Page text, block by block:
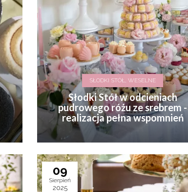
SŁODKI STÓŁ, WESELNE
Słodki Stół w odcieniach
pudrowego różu ze srebrem -
realizacja pełna wspomnień
09
Sierpień
2025